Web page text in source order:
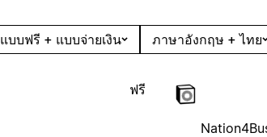
แบบฟรี + แบบจ่ายเงิน ภาษาอังกฤษ + ไทย
ฟรี